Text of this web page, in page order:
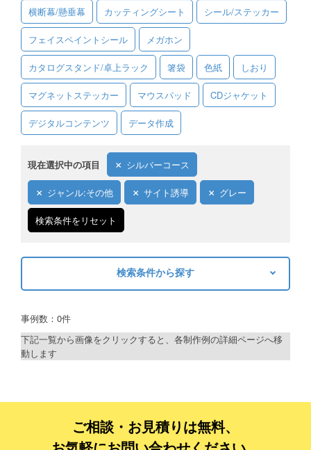
ご利用規約
お見積り・お問合せ
横断幕/懸垂幕 カッティングシート シール/ステッカー
フェイスペイントシール メガホン
カタログスタンド/卓上ラック 箸袋 色紙 しおり
マグネットステッカー マウスパッド CDジャケット
デジタルコンテンツ データ作成
現在選択中の項目 シルバーコース
ジャンル:その他 サイト誘導 グレー
検索条件をリセット
検索条件から探す
制作プランで探す
ベーシックコース
シルバーコース
事例数：0件
下記一覧から画像をクリックすると、各制作例の詳細ページへ移
動します
ご相談・お見積りは無料、